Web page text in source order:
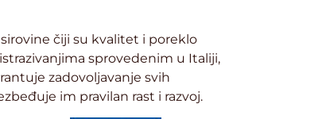
čiji su kvalitet i poreklo
sprovedenim u Italiji,
zadovoljavanje svih
im pravilan rast i razvoj.